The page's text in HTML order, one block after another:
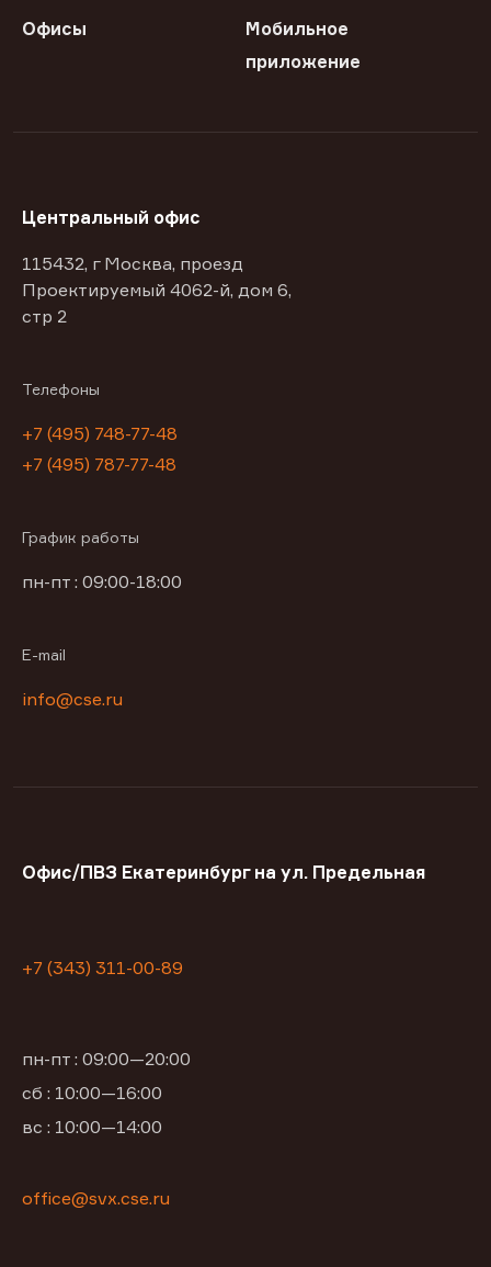
Офисы
Мобильное
приложение
Центральный офис
115432, г Москва, проезд
Проектируемый 4062-й, дом 6,
стр 2
Телефоны
+7 (495) 748-77-48
+7 (495) 787-77-48
График работы
пн-пт : 09:00-18:00
E-mail
info@cse.ru
Офис/ПВЗ Екатеринбург на ул. Предельная
+7 (343) 311-00-89
пн-пт : 09:00—20:00
сб : 10:00—16:00
вс : 10:00—14:00
office@svx.cse.ru